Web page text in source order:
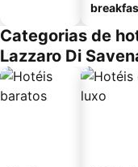
Categorias de
Lazzaro Di